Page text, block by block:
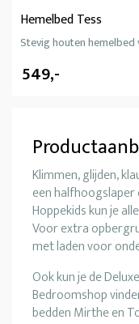
Hemelbed Tess
Stevig houten
549,-
Klimmen, glijden,
een halfhoogslaper
Hoppekids kun je
Voor extra
met laden voor
Ook kun je de
Bedroomshop
bedden Mirthe en